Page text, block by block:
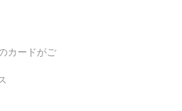
カードがご